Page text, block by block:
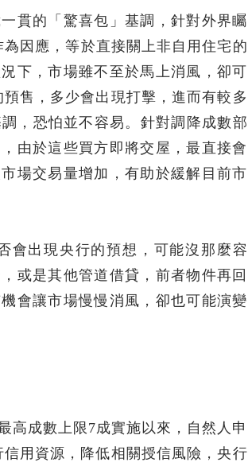
貫的「驚喜包」基調，針對外界矚
因應，等於直接關上非自用住宅的
下，市場雖不至於馬上消風，卻可
售，多少會出現打擊，進而有較多
，恐怕並不容易。針對調降成數部
由於這些買方即將交屋，最直接會
場交易量增加，有助於緩解目前市
會出現央行的預想，可能沒那麼容
或是其他管道借貸，前者物件再回
會讓市場慢慢消風，卻也可能演變
高成數上限7成實施以來，自然人申
用資源，降低相關授信風險，央行